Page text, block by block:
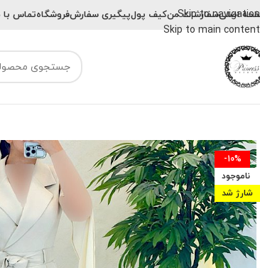
Skip to navigation
Skip to main content
اصلیسفارشات منکیف پولپیگیری سفارشفروشگاهتماس با
-10%
ناموجود
شارژ شد